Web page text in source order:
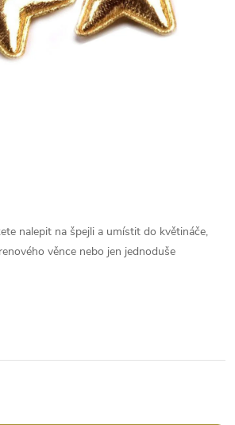
nalepit na špejli a umístit do květináče,
věnce nebo jen jednoduše